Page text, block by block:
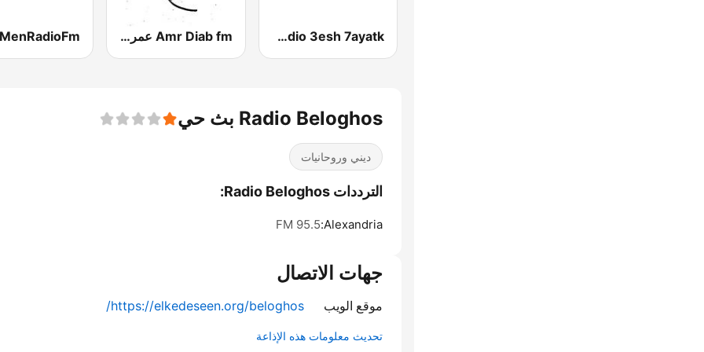
Radio 3esh 7ayatk (راديو عيش حياتك) Amr Diab fm عمرو دياب
Radio Beloghos بث حي
ديني وروحانيات
الترددات Radio Beloghos:
Alexandria:
95.5 FM
جهات الاتصال
موقع الويب https://elkedeseen.org/beloghos/
تحديث معلومات هذه الإذاعة